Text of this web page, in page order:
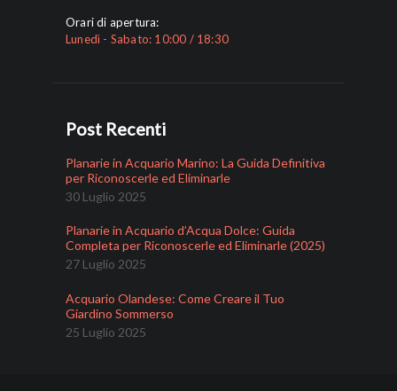
Orari di apertura:
Lunedì - Sabato: 10:00 / 18:30
Post Recenti
Planarie in Acquario Marino: La Guida Definitiva
per Riconoscerle ed Eliminarle
30 Luglio 2025
Planarie in Acquario d’Acqua Dolce: Guida
Completa per Riconoscerle ed Eliminarle (2025)
27 Luglio 2025
Acquario Olandese: Come Creare il Tuo
Giardino Sommerso
25 Luglio 2025